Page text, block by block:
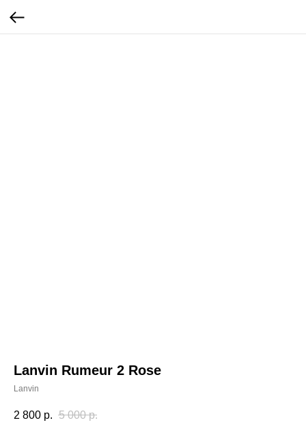
Lanvin Rumeur 2 Rose
Lanvin
2 800 р. 5 000 р.